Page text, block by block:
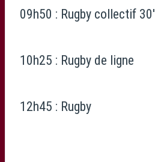
09h50 : Rugby collectif 30′
10h25 : Rugby de ligne
12h45 : Rugby